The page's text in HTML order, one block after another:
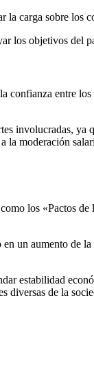
carga sobre los
los objetivos del
entre
involucradas, ya
la moderación
los «Pactos
un aumento de
estabilidad
diversas de la